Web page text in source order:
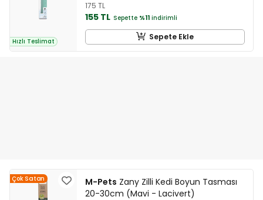
Hızlı Teslimat
175 TL
155 TL Sepette %11 indirimli
Sepete Ekle
Çok Satan M-Pets Zany Zilli Kedi Boyun Tasması
20-30cm (Mavi - Lacivert)